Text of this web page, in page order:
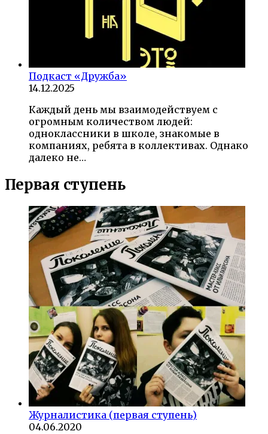
Подкаст «Дружба»
14.12.2025
Каждый день мы взаимодействуем с
огромным количеством людей:
одноклассники в школе, знакомые в
компаниях, ребята в коллективах. Однако
далеко не…
Первая ступень
Журналистика (первая ступень)
04.06.2020